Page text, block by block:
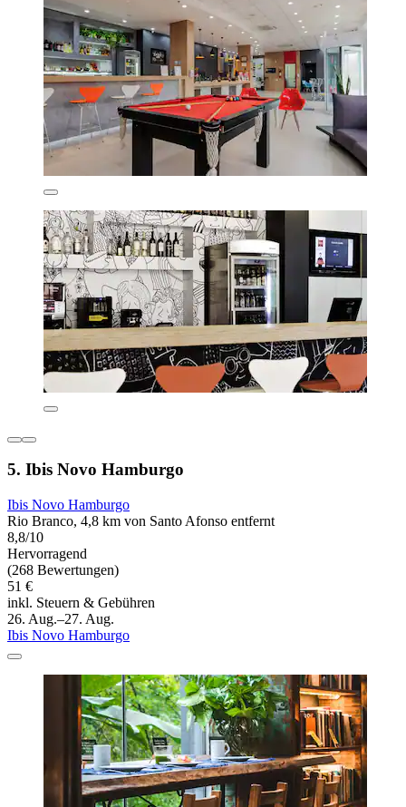
5. Ibis Novo Hamburgo
Ibis Novo Hamburgo
Rio Branco, 4,8 km von Santo Afonso entfernt
8,8/10
Hervorragend
(268 Bewertungen)
51 €
inkl. Steuern & Gebühren
26. Aug.–27. Aug.
Ibis Novo Hamburgo